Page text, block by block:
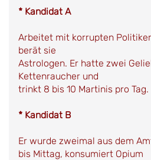
* Kandidat A
Arbeitet mit korrupten
berät sie
Astrologen. Er hatte zwei
Kettenraucher und
trinkt 8 bis 10 Martinis pro Tag.
* Kandidat B
Er wurde zweimal aus dem
bis Mittag, konsumiert Opium